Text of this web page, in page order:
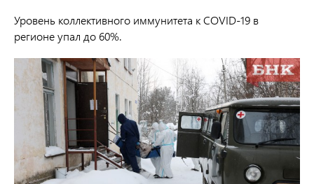
Уровень коллективного иммунитета к COVID-19 в
регионе упал до 60%.